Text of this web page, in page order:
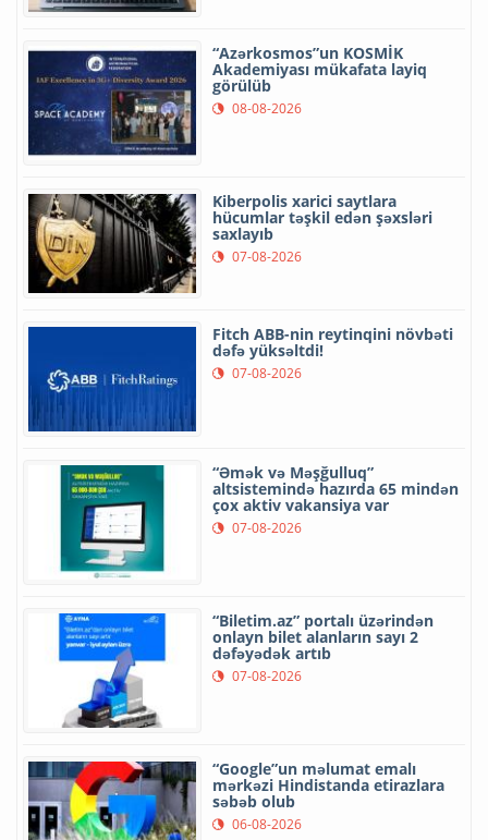
“Azərkosmos”un KOSMİK
Akademiyası mükafata layiq
görülüb
08-08-2026
Kiberpolis xarici saytlara
hücumlar təşkil edən şəxsləri
saxlayıb
07-08-2026
Fitch ABB-nin reytinqini növbəti
dəfə yüksəltdi!
07-08-2026
“Əmək və Məşğulluq”
altsistemində hazırda 65 mindən
çox aktiv vakansiya var
07-08-2026
“Biletim.az” portalı üzərindən
onlayn bilet alanların sayı 2
dəfəyədək artıb
07-08-2026
“Google”un məlumat emalı
mərkəzi Hindistanda etirazlara
səbəb olub
06-08-2026